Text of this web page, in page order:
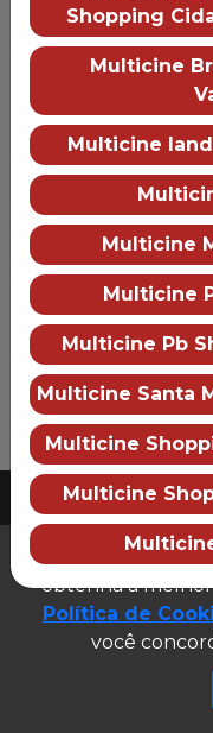
Mais informações
Multicine
Sobre o
Desenvolvido e
Shopping
Multicine
Multicine
Multicine
Multicine
Multicine Pb
Multicine Santa
Multicine
Multicine
Este site utiliza
obtenha a
Política de
você